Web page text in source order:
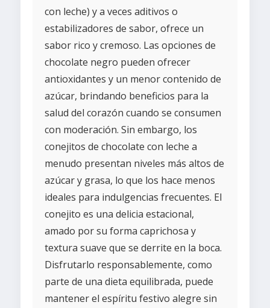
con leche) y a veces aditivos o
estabilizadores de sabor, ofrece un
sabor rico y cremoso. Las opciones de
chocolate negro pueden ofrecer
antioxidantes y un menor contenido de
azúcar, brindando beneficios para la
salud del corazón cuando se consumen
con moderación. Sin embargo, los
conejitos de chocolate con leche a
menudo presentan niveles más altos de
azúcar y grasa, lo que los hace menos
ideales para indulgencias frecuentes. El
conejito es una delicia estacional,
amado por su forma caprichosa y
textura suave que se derrite en la boca.
Disfrutarlo responsablemente, como
parte de una dieta equilibrada, puede
mantener el espíritu festivo alegre sin